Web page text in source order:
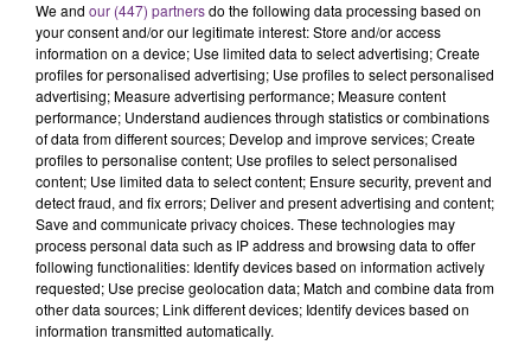
18 juin 2021
UNE CARTE POKÉMON VENDUE PRÈS DE 12
000 EUROS À TROYES
La magie des Pokémon est encore bien présente
We and our (447) partnersdo the following data processing based on
your consent and/or our legitimate interest: Store and/or access
information on a device; Use limited data to select advertising; Create
profiles for personalised advertising; Use profiles to select personalised
advertising; Measure advertising performance; Measure content
performance; Understand audiences through statistics or combinations
of data from different sources; Develop and improve services; Create
profiles to personalise content; Use profiles to select personalised
content; Use limited data to select content; Ensure security, prevent and
detect fraud, and fix errors; Deliver and present advertising and content;
Save and communicate privacy choices. These technologies may
process personal data such as IP address and browsing data to offer
following functionalities: Identify devices based on information actively
requested; Use precise geolocation data; Match and combine data from
other data sources; Link different devices; Identify devices based on
information transmitted automatically.